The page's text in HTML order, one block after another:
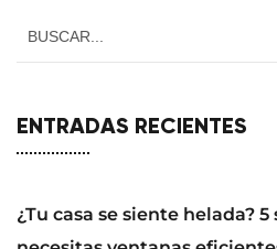
ENTRADAS RECIENTES
¿Tu casa se siente helada?